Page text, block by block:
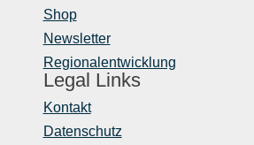
Shop
Newsletter
Regionalentwicklung
Legal Links
Kontakt
Datenschutz